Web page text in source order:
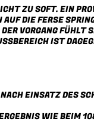
ZU SOFT. EIN
DIE FERSE
VORGANG FÜHLT
IST
EINSATZ DES
WIE BEIM